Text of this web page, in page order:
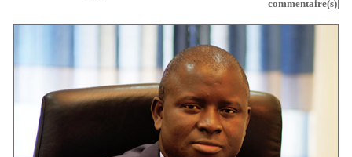
commentaire(s)|